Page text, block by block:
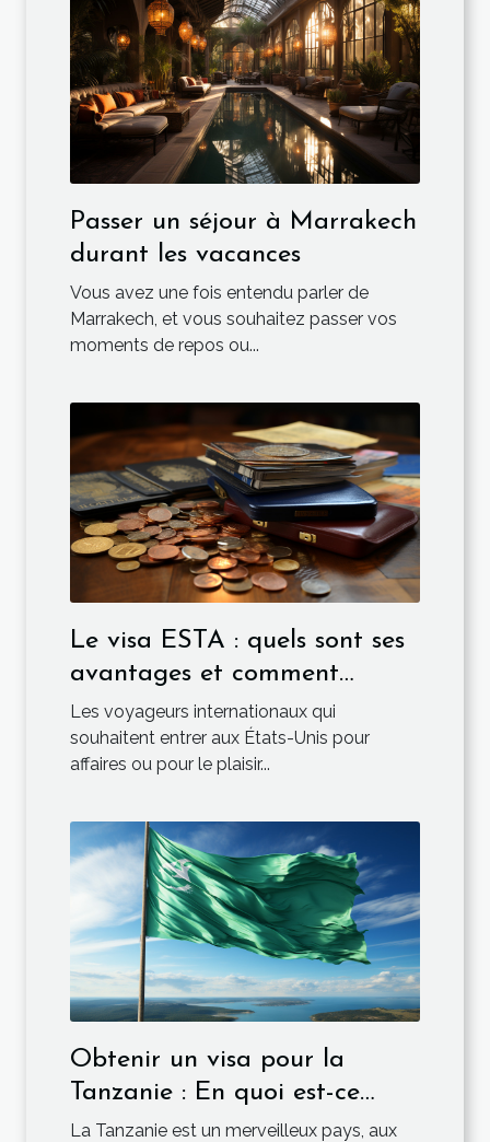
Passer un séjour à Marrakech
durant les vacances
Vous avez une fois entendu parler de
Marrakech, et vous souhaitez passer vos
moments de repos ou...
Le visa ESTA : quels sont ses
avantages et comment
l’obtenir ?
Les voyageurs internationaux qui
souhaitent entrer aux États-Unis pour
affaires ou pour le plaisir...
Obtenir un visa pour la
Tanzanie : En quoi est-ce
obligatoire ?
La Tanzanie est un merveilleux pays, aux